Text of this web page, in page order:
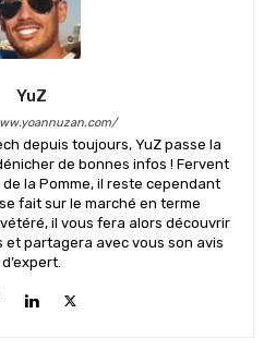
YuZ
depuis toujours, YuZ passe la
de bonnes infos ! Fervent
la Pomme, il reste cependant
fait sur le marché en terme
il vous fera alors découvrir
partagera avec vous son avis
d’expert.